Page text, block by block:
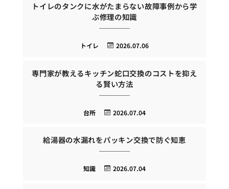
トイレのタンクに水がたまらない故障事例から学
ぶ修理の知識
2026.07.06
トイレ
専門家が教えるキッチン蛇口交換のコストを抑え
る賢い方法
2026.07.04
台所
給湯器の水漏れをパッキン交換で防ぐ知恵
2026.07.04
知識